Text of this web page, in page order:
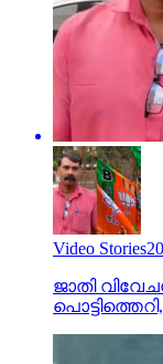
Video Stories
ജാതി